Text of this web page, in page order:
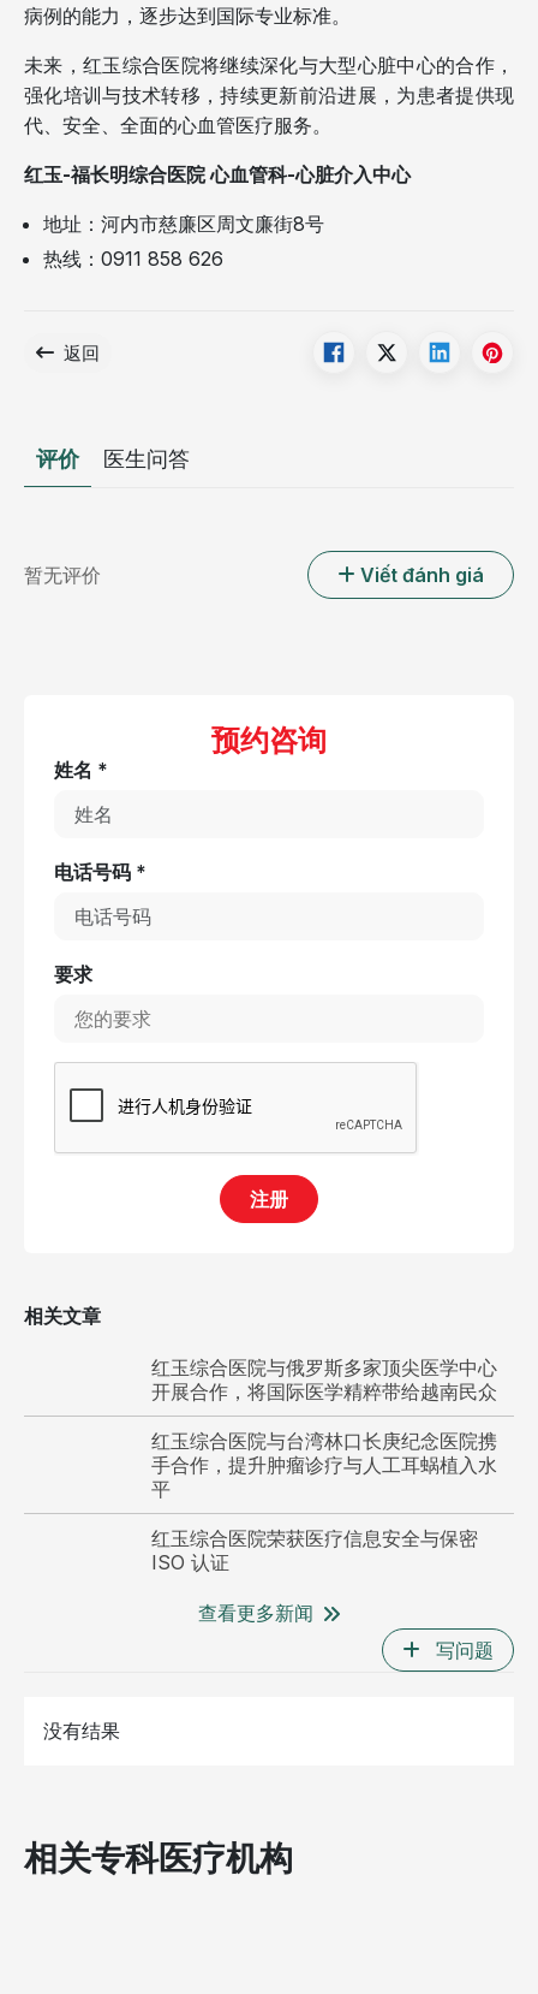
病例的能力，逐步达到国际专业标准。
未来，红玉综合医院将继续深化与大型心脏中心的合作，
强化培训与技术转移，持续更新前沿进展，为患者提供现
代、安全、全面的心血管医疗服务。
红玉-福长明综合医院 心血管科-心脏介入中心
地址：河内市慈廉区周文廉街8号
热线：0911 858 626
返回
评价 医生问答
暂无评价 Viết đánh giá
预约咨询
姓名 *
电话号码 *
要求
注册
相关文章
红玉综合医院与俄罗斯多家顶尖医学中心
开展合作，将国际医学精粹带给越南民众
红玉综合医院与台湾林口长庚纪念医院携
手合作，提升肿瘤诊疗与人工耳蜗植入水
平
红玉综合医院荣获医疗信息安全与保密
ISO 认证
查看更多新闻
医
写问题
没有结果
相关专科医疗机构